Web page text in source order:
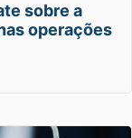
sobre a
operações